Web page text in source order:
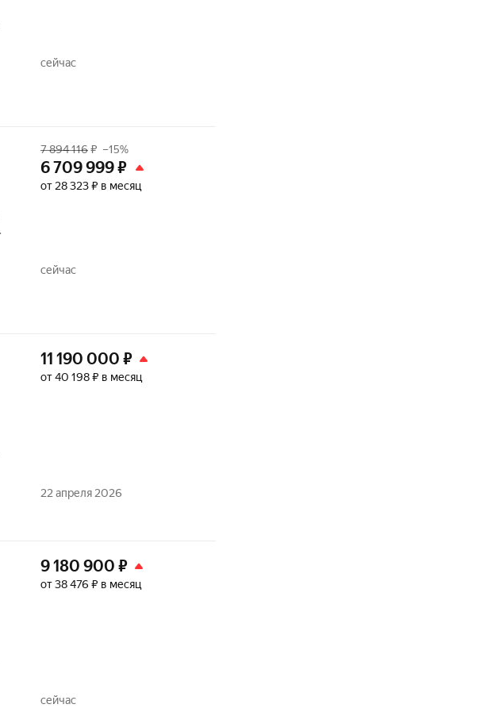
сейчас
7 894 116₽ –15%
6 709 999₽
от 28 323 ₽ в месяц
сейчас
11 190 000 ₽
от 40 198 ₽ в месяц
22 апреля 2026
9 180 900 ₽
от 38 476 ₽ в месяц
сейчас